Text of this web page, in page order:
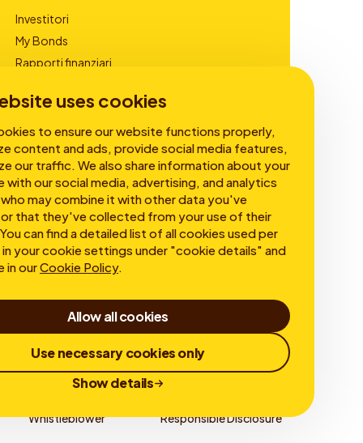
uses cookies
to ensure our website functions properly,
content and ads, provide social media features,
our traffic. We also share information about your
with our social media, advertising, and analytics
may combine it with other data you've
that they've collected from your use of their
can find a detailed list of all cookies used per
your cookie settings under "cookie details" and
in ourCookie Policy.
Allow all cookies
Use necessary cookies only
Show details
Investitori
My Bonds
Rapporti finanziari
Whistleblower Responsible Disclosure